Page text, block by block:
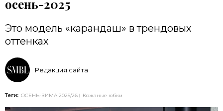
осень-2025
Это модель «карандаш» в трендовых
оттенках
Редакция сайта
Теги: ОСЕНЬ-ЗИМА 2025/26 Кожаные юбки